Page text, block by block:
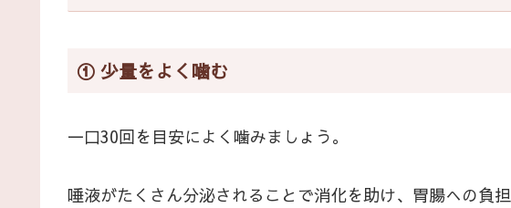
① 少量をよく噛む
一口30回を目安によく噛みましょう。
唾液がたくさん分泌されることで消化を助け、胃腸への負担